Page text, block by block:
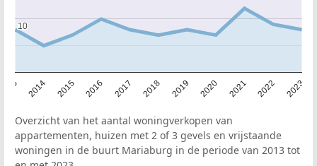
2014 2015 2016 2017 2018 2019 2020 2021 2022 2023
10
10
Overzicht van het aantal woningverkopen van
appartementen, huizen met 2 of 3 gevels en vrijstaande
woningen in de buurt Mariaburg in de periode van 2013 tot